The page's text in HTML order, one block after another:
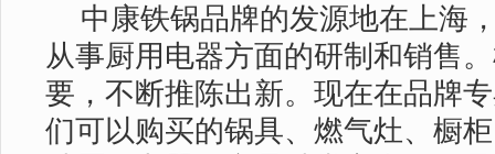
中康铁锅品牌的发源地在上海
从事厨用电器方面的研制和销售
要，不断推陈出新。现在在品牌
们可以购买的锅具、燃气灶、橱